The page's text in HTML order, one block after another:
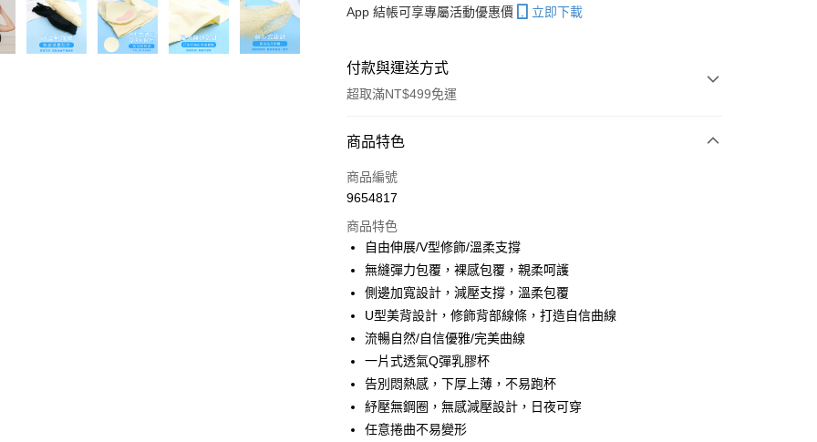
App 結帳可享專屬活動優惠價 立即下載
付款與運送方式
超取滿NT$499免運
付款方式
信用卡一次付款
LINE Pay
Apple Pay
街口支付
悠遊付
全盈+PAY
大哥付你分期
相關說明
商品特色
商品編號
9654817
商品特色
自由伸展/V型修飾/溫柔支撐
無縫彈力包覆，裸感包覆，親柔呵護
側邊加寬設計，減壓支撐，溫柔包覆
U型美背設計，修飾背部線條，打造自信曲線
流暢自然/自信優雅/完美曲線
一片式透氣Q彈乳膠杯
告別悶熱感，下厚上薄，不易跑杯
紓壓無鋼圈，無感減壓設計，日夜可穿
任意捲曲不易變形